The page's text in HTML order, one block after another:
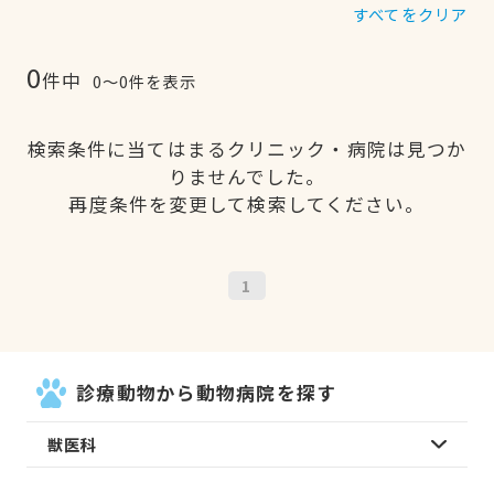
すべてをクリア
0件中 0〜0件を表示
検索条件に当てはまるクリニック・病院は見つか
りませんでした。
再度条件を変更して検索してください。
1
診療動物から動物病院を探す
獣医科